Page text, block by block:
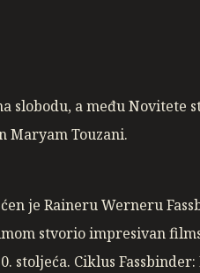
slobodu, a među
Maryam Touzani.
je Raineru Werneru
stvorio impresivan
Ciklus